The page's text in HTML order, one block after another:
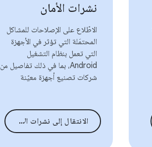
نشرات الأمان
الاطّلاع على الإصلاحات للمشاكل
المحتمَلة التي تؤثر في الأجهزة
التي تعمل بنظام التشغيل
Android، بما في ذلك تفاصيل من
شركات تصنيع أجهزة معيّنة
الانتقال إلى نشرات الأمان